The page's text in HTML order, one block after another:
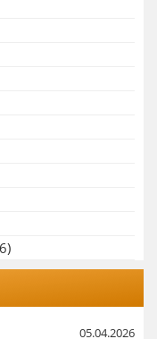
05.04.2026